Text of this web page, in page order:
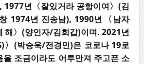
1977년〈잘있거라 공항이여〉(김
1974년 진송남), 1990년〈남자
해〉(양인자/김희갑)이며. 2021년
〉(박승욱/전경민)은 코로나 19로
을 조금이라도 어루만져 주고픈 소